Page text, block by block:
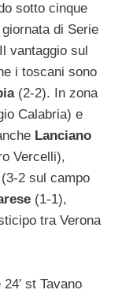
sotto cinque
di Serie
vantaggio sul
i toscani sono
(2-2). In zona
Calabria) e
Lanciano
Vercelli),
2 sul campo
(1-1),
tra Verona
st Tavano